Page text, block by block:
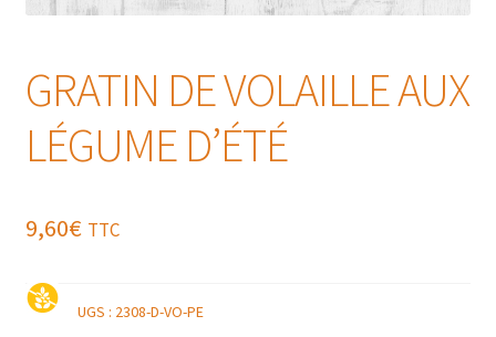
GRATIN DE VOLAILLE AUX
LÉGUME D’ÉTÉ
9,60€ TTC
UGS : 2308-D-VO-PE